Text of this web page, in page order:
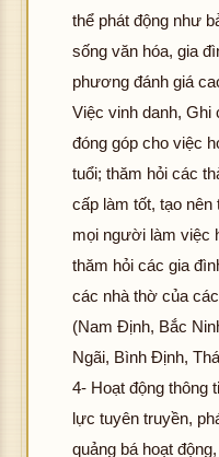
thể phát động như
sống văn hóa, gia
phương đánh giá
Việc vinh danh,
đóng góp cho việc
tuổi; thăm hỏi các
cấp làm tốt, tạo
mọi người làm việc
thăm hỏi các gia
các nhà thờ của
(Nam Định, Bắc
Ngãi, Bình Định,
4- Hoạt động thông
lực tuyên truyền,
quảng bá hoạt